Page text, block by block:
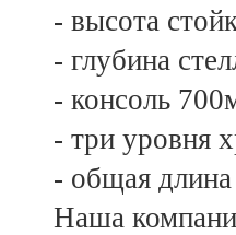
- высота
- глубина
- консоль
- три уровня
- общая
Наша